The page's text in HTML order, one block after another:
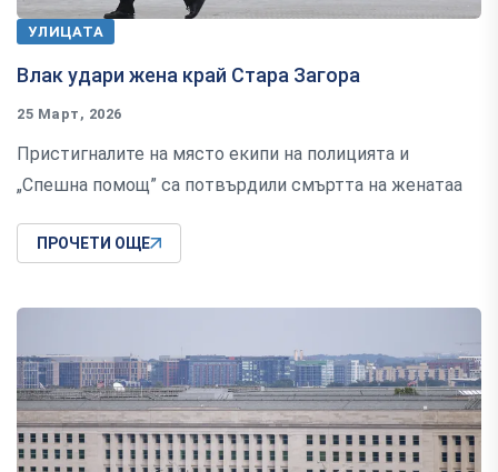
УЛИЦАТА
Влак удари жена край Стара Загора
25 Март, 2026
Пристигналите на място екипи на полицията и
„Спешна помощ” са потвърдили смъртта на женатаа
ПРОЧЕТИ ОЩЕ